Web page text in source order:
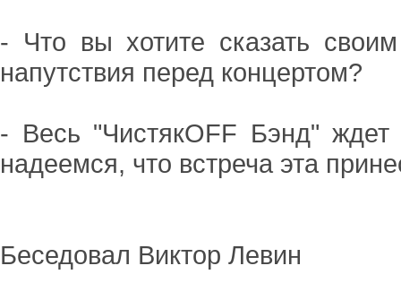
- Что вы хотите сказать
напутствия перед концертом?
- Весь "ЧистякOFF Бэнд"
надеемся, что встреча эта
Беседовал Виктор Левин